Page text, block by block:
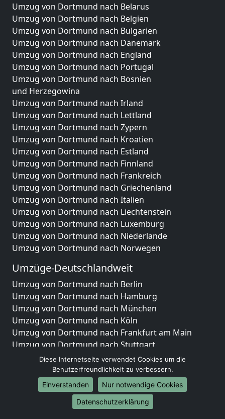
Umzug von Dortmund nach Belarus
Umzug von Dortmund nach Belgien
Umzug von Dortmund nach Bulgarien
Umzug von Dortmund nach Dänemark
Umzug von Dortmund nach England
Umzug von Dortmund nach Portugal
Umzug von Dortmund nach Bosnien
und Herzegowina
Umzug von Dortmund nach Irland
Umzug von Dortmund nach Lettland
Umzug von Dortmund nach Zypern
Umzug von Dortmund nach Kroatien
Umzug von Dortmund nach Estland
Umzug von Dortmund nach Finnland
Umzug von Dortmund nach Frankreich
Umzug von Dortmund nach Griechenland
Umzug von Dortmund nach Italien
Umzug von Dortmund nach Liechtenstein
Umzug von Dortmund nach Luxemburg
Umzug von Dortmund nach Niederlande
Umzug von Dortmund nach Norwegen
Umzüge-Deutschlandweit
Umzug von Dortmund nach Berlin
Umzug von Dortmund nach Hamburg
Umzug von Dortmund nach München
Umzug von Dortmund nach Köln
Umzug von Dortmund nach Frankfurt am Main
Umzug von Dortmund nach Stuttgart
Umzug von Dortmund nach Düsseldorf
Umzug von Dortmund nach Leipzig
Umzug von Dortmund nach Dortmund
Umzug von Dortmund nach Essen
Umzug von Dortmund nach Bremen
Diese Internetseite verwendet Cookies um die
Benutzerfreundlichkeit zu verbessern.
Einverstanden
Nur notwendige Cookies
Datenschutzerklärung